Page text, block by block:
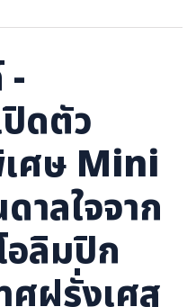
-
ดตัว
ศษ Mini
าลใจจาก
อลิมปิก
ศฝรั่งเศส